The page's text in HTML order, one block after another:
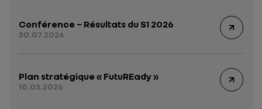
Conférence – Résultats du S1 2026
30.07.2026
Plan stratégique « FutuREady »
10.03.2026